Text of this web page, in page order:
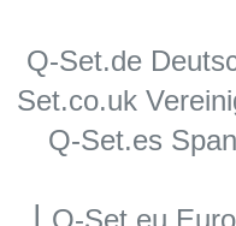
Q-Set.de
Set.co.uk
Q-Set.es
| Q-Set.eu